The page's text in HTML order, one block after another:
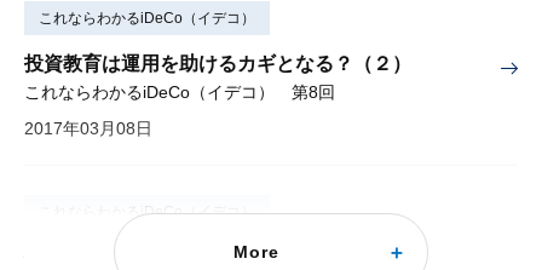
これならわかるiDeCo（イデコ）
投資教育は運用を助けるカギとなる？（２）
これならわかるiDeCo（イデコ） 第8回
2017年03月08日
これならわかるiDeCo（イデコ）
投資教育は運用を助けるカギとなる？（１）
More